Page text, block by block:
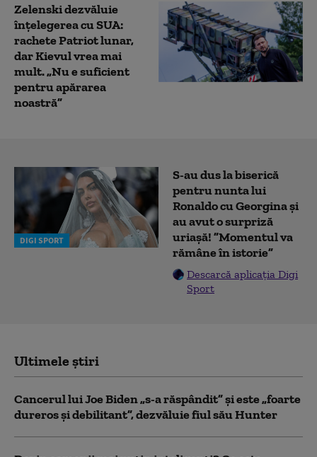
Zelenski dezvăluie
înțelegerea cu SUA:
rachete Patriot lunar,
dar Kievul vrea mai
mult. „Nu e suficient
pentru apărarea
noastră”
DIGI SPORT
S-au dus la biserică
pentru nunta lui
Ronaldo cu Georgina și
au avut o surpriză
uriașă! ”Momentul va
rămâne în istorie”
Descarcă aplicația Digi
Sport
Ultimele știri
Cancerul lui Joe Biden „s-a răspândit” şi este „foarte
dureros și debilitant”, dezvăluie fiul său Hunter